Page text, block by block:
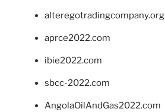
alteregotradingcompany.org
aprce2022.com
ibie2022.com
sbcc-2022.com
AngolaOilAndGas2022.com